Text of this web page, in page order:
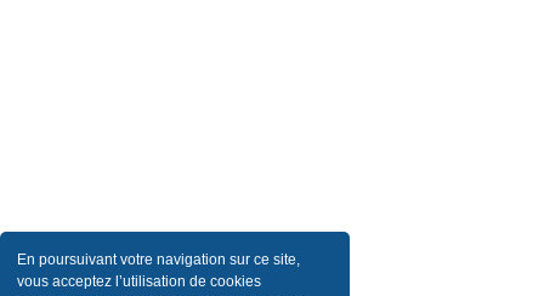
En poursuivant votre navigation sur ce site,
vous acceptez l’utilisation de cookies